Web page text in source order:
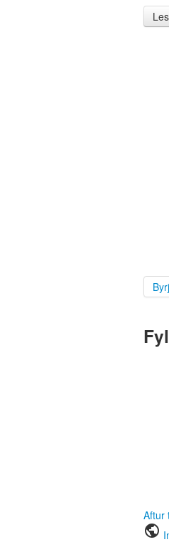
Aftur
public